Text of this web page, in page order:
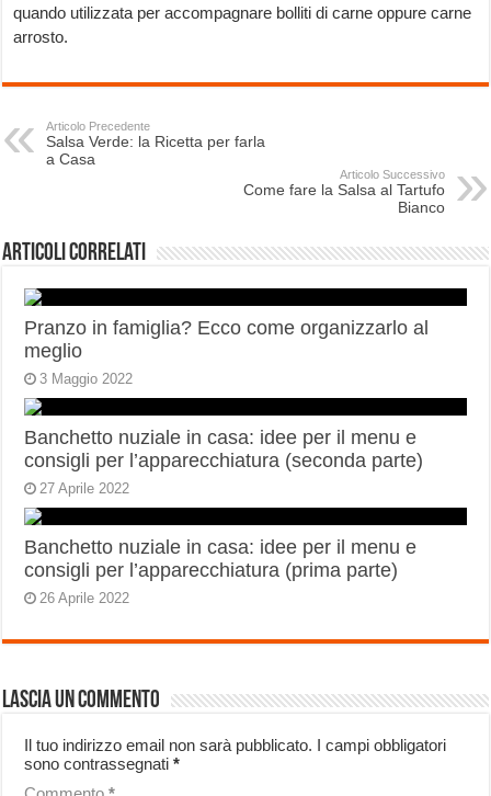
quando utilizzata per accompagnare bolliti di carne oppure carne
arrosto.
Articolo Precedente
Salsa Verde: la Ricetta per farla
a Casa
Articolo Successivo
Come fare la Salsa al Tartufo
Bianco
Articoli correlati
Pranzo in famiglia? Ecco come organizzarlo al
meglio
3 Maggio 2022
Banchetto nuziale in casa: idee per il menu e
consigli per l’apparecchiatura (seconda parte)
27 Aprile 2022
Banchetto nuziale in casa: idee per il menu e
consigli per l’apparecchiatura (prima parte)
26 Aprile 2022
Lascia un commento
Il tuo indirizzo email non sarà pubblicato. I campi obbligatori
sono contrassegnati*